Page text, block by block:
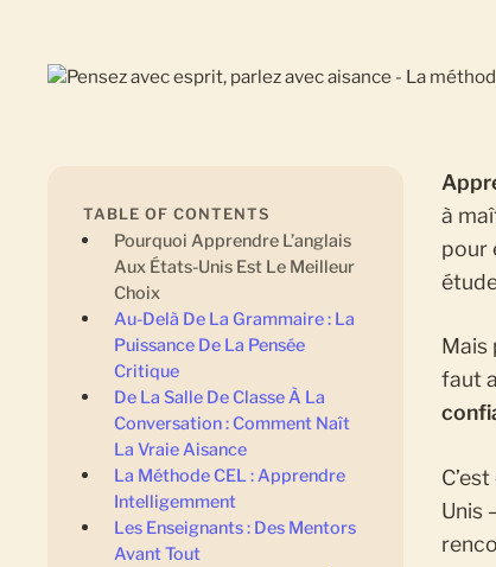
TABLE OF CONTENTS
Pourquoi Apprendre L’anglais
Aux États-Unis Est Le Meilleur
Choix
Au-Delà De La Grammaire : La
Puissance De La Pensée
Critique
De La Salle De Classe À La
Conversation : Comment Naît
La Vraie Aisance
La Méthode CEL : Apprendre
Intelligemment
Les Enseignants : Des Mentors
Avant Tout
à
pour
Mais
faut
Unis